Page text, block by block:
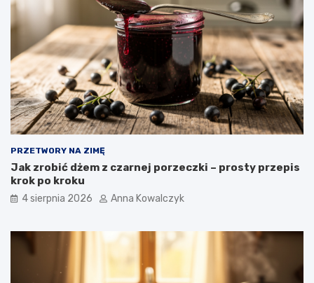
PRZETWORY NA ZIMĘ
Jak zrobić dżem z czarnej porzeczki – prosty przepis
krok po kroku
4 sierpnia 2026 Anna Kowalczyk